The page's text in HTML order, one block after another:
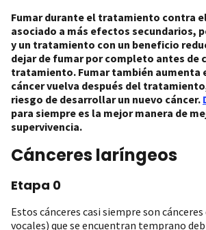
Fumar durante el tratamiento contra
asociado a más efectos secundarios,
y un tratamiento con un beneficio
dejar de fumar por completo antes de
tratamiento. Fumar también aumenta
cáncer vuelva después del
riesgo de desarrollar un nuevo cáncer.
para siempre es la mejor manera de
supervivencia.
Cánceres laríngeos
Etapa 0
Estos cánceres casi siempre son
vocales) que se encuentran temprano